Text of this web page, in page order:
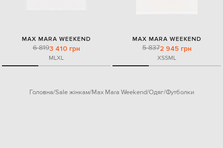
MAX MARA WEEKEND
6 8193 410 грн
MLXL
MAX MARA WEEKEND
5 8372 945 грн
XSSML
Головна Sale жінкам Max Mara Weekend Одяг Футболки